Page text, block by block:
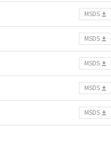
MSDS
MSDS
MSDS
MSDS
MSDS